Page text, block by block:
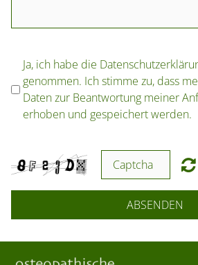
Ja, ich habe die
genommen. Ich stimme zu, dass
Daten zur Beantwortung meiner
erhoben und gespeichert werden.
ABSENDEN